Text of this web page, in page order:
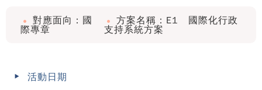
對應面向：國
際專章
方案名稱：E1 國際化行政
支持系統方案
活動日期